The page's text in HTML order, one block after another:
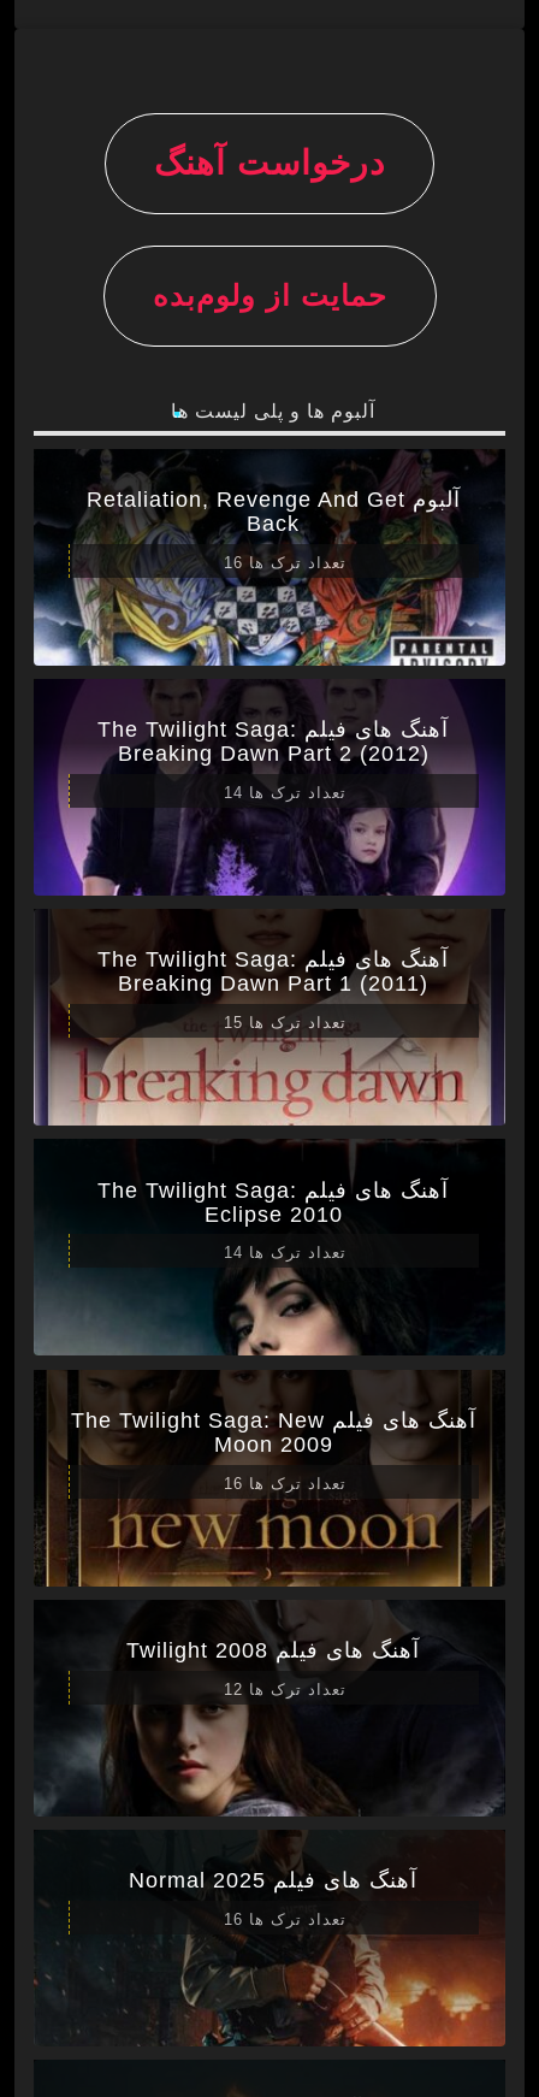
درخواست آهنگ
حمایت از ولوم‌بده
آلبوم ها و پلی لیست ها
آلبوم Retaliation, Revenge And Get
Back
تعداد ترک ها 16
آهنگ های فیلم The Twilight Saga:
Breaking Dawn Part 2 (2012)
تعداد ترک ها 14
آهنگ های فیلم The Twilight Saga:
Breaking Dawn Part 1 (2011)
تعداد ترک ها 15
آهنگ های فیلم The Twilight Saga:
Eclipse 2010
تعداد ترک ها 14
آهنگ های فیلم The Twilight Saga: New
Moon 2009
تعداد ترک ها 16
آهنگ های فیلم Twilight 2008
تعداد ترک ها 12
آهنگ های فیلم Normal 2025
تعداد ترک ها 16